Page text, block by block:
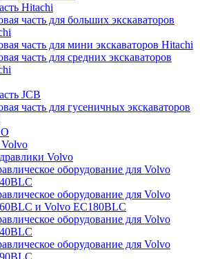
Hitachi
часть для больших экскаваторов
часть для мини экскаваторов Hitachi
часть для средних экскаваторов
JCB
часть для гусеничных экскаваторов
Volvo
оборудование для Volvo
оборудование для Volvo
и Volvo EC180BLC
оборудование для Volvo
оборудование для Volvo